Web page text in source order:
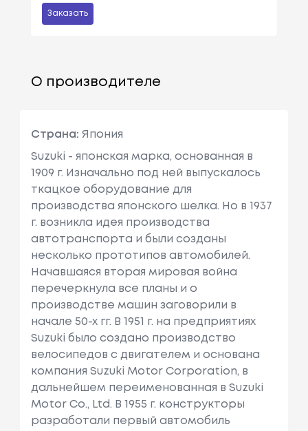
Заказать
О производителе
Страна: Япония
Suzuki - японская марка, основанная в
1909 г. Изначально под ней выпускалось
ткацкое оборудование для
производства японского шелка. Но в 1937
г. возникла идея производства
автотранспорта и были созданы
несколько прототипов автомобилей.
Начавшаяся вторая мировая война
перечеркнула все планы и о
производстве машин заговорили в
начале 50-х гг. В 1951 г. на предприятиях
Suzuki было создано производство
велосипедов с двигателем и основана
компания Suzuki Motor Corporation, в
дальнейшем переименованная в Suzuki
Motor Co., Ltd. В 1955 г. конструкторы
разработали первый автомобиль